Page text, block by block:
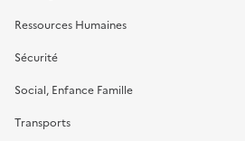
Ressources Humaines
Sécurité
Social, Enfance Famille
Transports